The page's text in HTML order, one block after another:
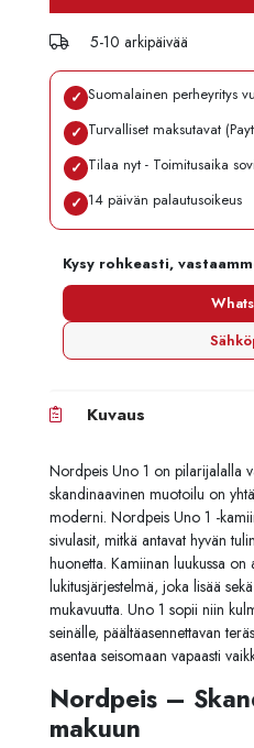
5-10 arkipäivää
✓ Suomalainen perheyritys
✓ Turvalliset maksutavat
✓ Tilaa nyt - Toimitusaika
✓ 14 päivän palautusoikeus
Kysy rohkeasti,
Kuvaus
Nordpeis Uno 1 on pilarijalalla
skandinaavinen muotoilu on
moderni. Nordpeis Uno 1 -
sivulasit, mitkä antavat hyvän
huonetta. Kamiinan luukussa on
lukitusjärjestelmä, joka lisää
mukavuutta. Uno 1 sopii niin
seinälle, päältäasennettavan
asentaa seisomaan vapaasti
Nordpeis –
makuun